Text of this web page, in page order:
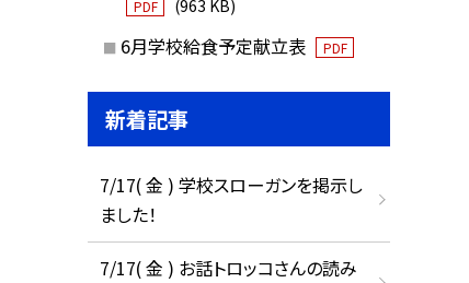
PDF (963 KB)
6月学校給食予定献立表 PDF
新着記事
7/17( 金 ) 学校スローガンを掲示し
ました！
7/17( 金 ) お話トロッコさんの読み